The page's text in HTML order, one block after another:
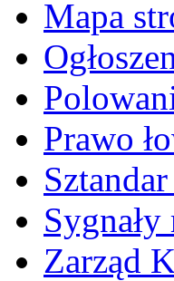
Mapa
Prawo
Zarząd